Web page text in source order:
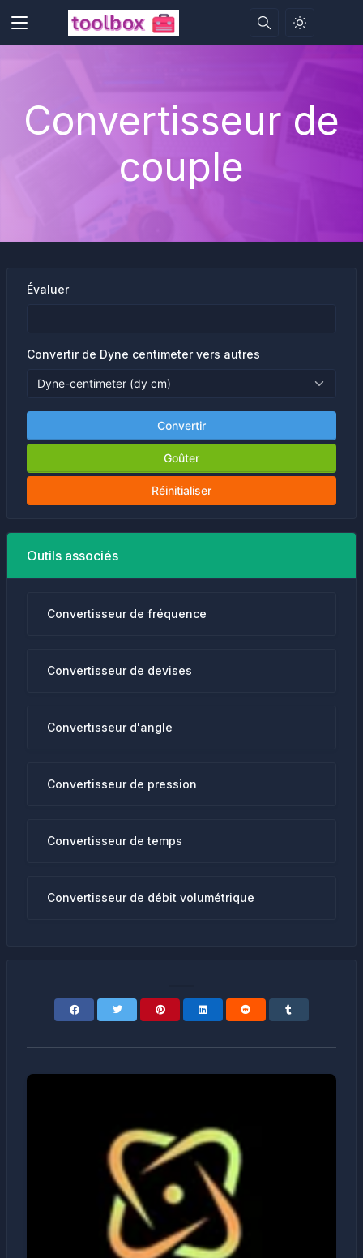
Convertisseur de
couple
Évaluer
Convertir de Dyne centimeter vers autres
Convertir
Goûter
Réinitialiser
Outils associés
Convertisseur de fréquence
Convertisseur de devises
Convertisseur d'angle
Convertisseur de pression
Convertisseur de temps
Convertisseur de débit volumétrique